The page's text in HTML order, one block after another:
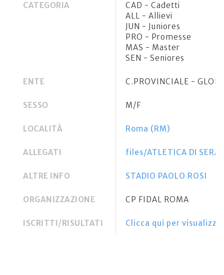
CATEGORIA
CAD - Cadetti
ALL - Allievi
JUN - Juniores
PRO - Promesse
MAS - Master
SEN - Seniores
ENTE C.PROVINCIALE -
SESSO M/F
LOCALITÀ Roma (RM)
ALLEGATI files/ATLETICA DI
ALTRE INFO STADIO PAOLO ROSI
ORGANIZZAZIONE CP FIDAL ROMA
ISCRITTI/RISULTATI Clicca qui per